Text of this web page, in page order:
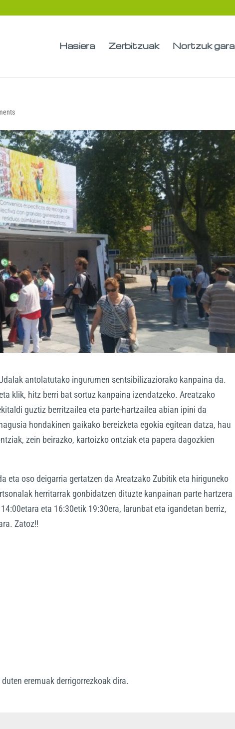
Hasiera Zerbitzuak Nortzuk gara
antolatutako ingurumen sentsibilizaziorako kanpaina da.
klik, hitz berri bat sortuz kanpaina izendatzeko. Areatzako
guztiz berritzailea eta parte-hartzailea abian ipini da
hondakinen gaikako bereizketa egokia egitean datza, hau
zein beirazko, kartoizko ontziak eta papera dagozkien
eta oso deigarria gertatzen da Areatzako Zubitik eta hiriguneko
herritarrak gonbidatzen dituzte kanpainan parte hartzera
eta 16:30etik 19:30era, larunbat eta igandetan berriz,
Zatoz!!
duten eremuak derrigorrezkoak dira.